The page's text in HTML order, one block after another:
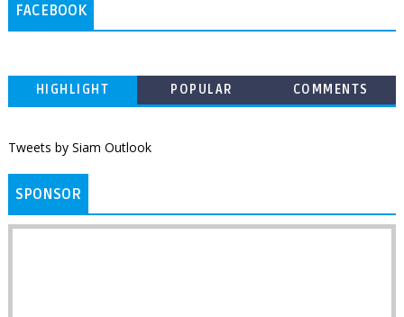
FACEBOOK
HIGHLIGHT POPULAR COMMENTS
Tweets by Siam Outlook
SPONSOR